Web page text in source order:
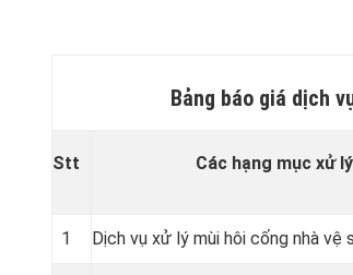
Bảng báo giá dịch
Stt Các hạng mục xử
1 Dịch vụ xử lý mùi hôi cống nhà vệ